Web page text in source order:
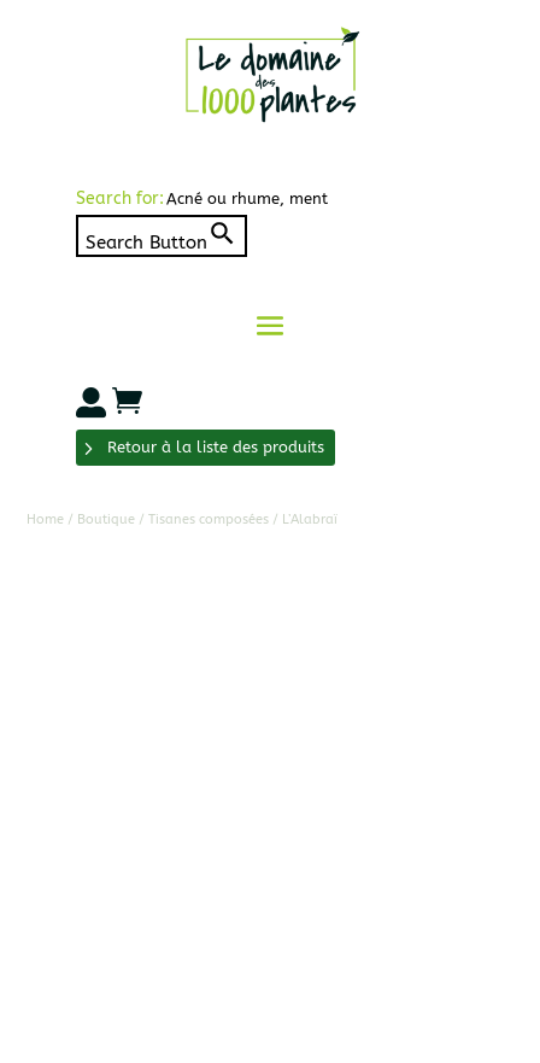
Search for:
Search Button
 
Retour à la liste des produits
Home / Boutique /Tisanes composées / L’Alabraï